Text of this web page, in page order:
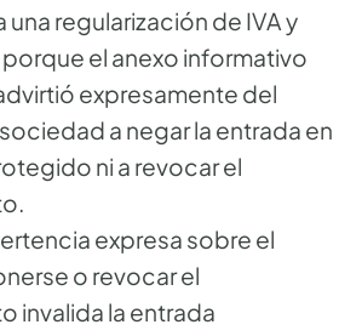
una regularización de IVA y
el anexo informativo
expresamente del
a negar la entrada en
ni a revocar el
expresa sobre el
o revocar el
invalida la entrada